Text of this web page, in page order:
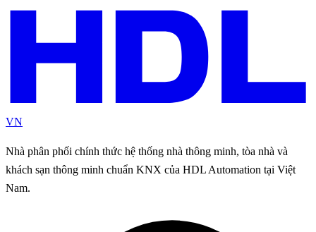
VN
Nhà phân phối chính thức hệ thống nhà thông minh, tòa nhà và
khách sạn thông minh chuẩn KNX của HDL Automation tại Việt
Nam.